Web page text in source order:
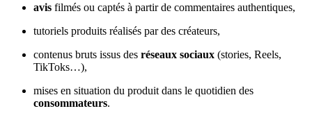
avis filmés ou captés à partir de commentaires authentiques,
tutoriels produits réalisés par des créateurs,
contenus bruts issus des réseaux sociaux (stories, Reels,
TikToks…),
mises en situation du produit dans le quotidien des
consommateurs.